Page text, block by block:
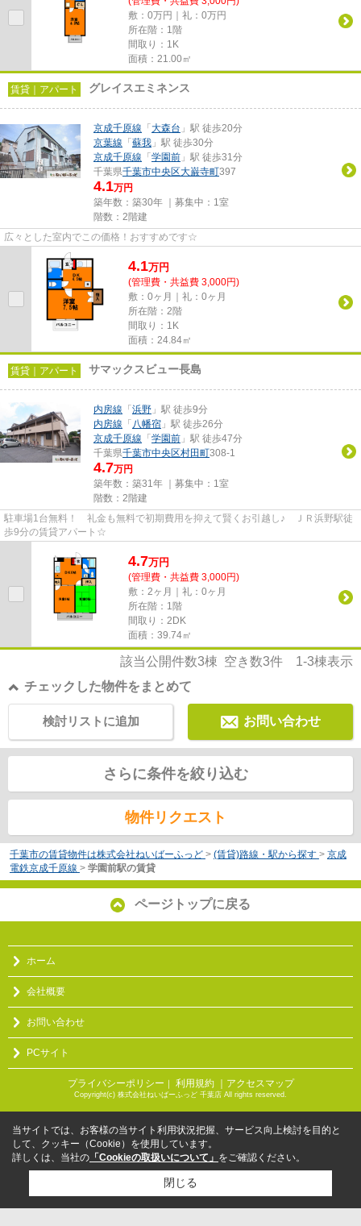
敷：0万円｜礼：0万円
所在階：1階
間取り：1K
面積：21.00㎡
賃貸｜アパート グレイスエミネンス
京成千原線 「 大森台 」駅 徒歩20分
京葉線 「 蘇我 」駅 徒歩30分
京成千原線 「 学園前 」駅 徒歩31分
千葉県千葉市中央区大巌寺町397
4.1万円
築年数：築30年 ｜募集中： 1室
階数：2階建
広々とした室内でこの価格！おすすめです☆
4.1万円
(管理費・共益費 3,000円)
敷：0ヶ月｜礼：0ヶ月
所在階：2階
間取り：1K
面積：24.84㎡
賃貸｜アパート サマックスビュー長島
内房線 「 浜野 」駅 徒歩9分
内房線 「 八幡宿 」駅 徒歩26分
京成千原線 「 学園前 」駅 徒歩47分
千葉県千葉市中央区村田町308-1
4.7万円
築年数：築31年 ｜募集中： 1室
階数：2階建
駐車場1台無料！ 礼金も無料で初期費用を抑えて賢くお引越し♪ ＪＲ浜野駅徒
歩9分の賃貸アパート☆
4.7万円
(管理費・共益費 3,000円)
敷：2ヶ月｜礼：0ヶ月
所在階：1階
間取り：2DK
面積：39.74㎡
該当公開件数3棟 空き数3件 1-3棟表示
チェックした物件をまとめて
お問い合わせ
検討リストに追加
さらに条件を絞り込む
物件リクエスト
千葉市の賃貸物件は株式会社ねいばーふっど > (賃貸)路線・駅から探す > 京成
電鉄京成千原線 > 学園前駅の賃貸
ページトップに戻る
ホーム
会社概要
お問い合わせ
PCサイト
プライバシーポリシー ｜ 利用規約 ｜アクセスマップ
Copyright(c) 株式会社ねいばーふっど 千葉店 All rights reserved.
当サイトでは、お客様の当サイト利用状況把握、サービス向上検討を目的と
して、クッキー（Cookie）を使用しています。
詳しくは、当社の 「Cookieの取扱いについて」 をご確認ください。
閉じる